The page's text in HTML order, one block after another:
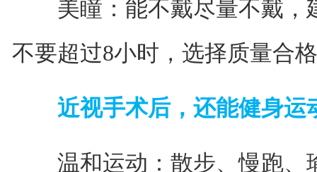
美瞳：能不戴尽量不戴，
不要超过8小时，选择质量合
近视手术后，还能健身运
温和运动：散步、慢跑、